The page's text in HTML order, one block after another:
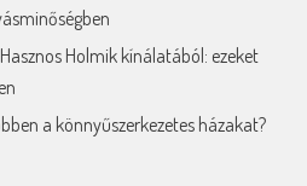
Holmik kínálatából: ezeket
a könnyűszerkezetes házakat?